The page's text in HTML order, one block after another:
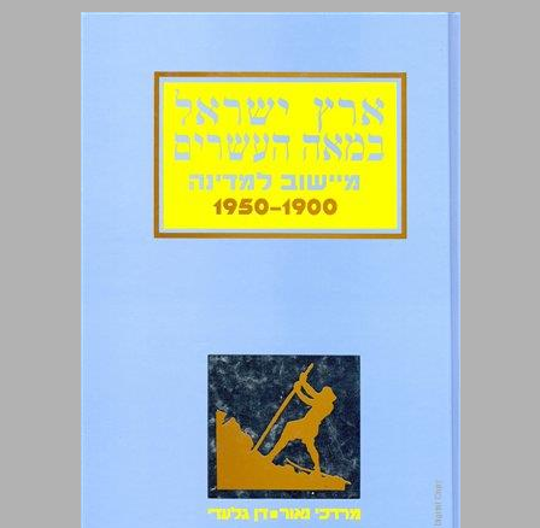
ארץ־ישראל במאה העשרים מיישוב למדינה, 1950-1900 ... 0